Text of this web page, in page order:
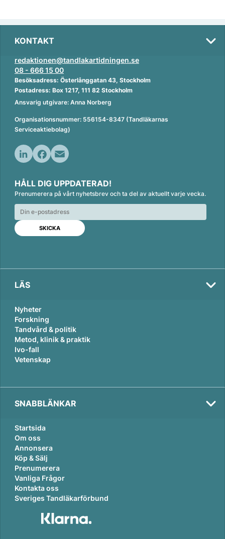
KONTAKT
redaktionen@tandlakartidningen.se
08 - 666 15 00
Besöksadress: Österlånggatan 43, Stockholm
Postadress: Box 1217, 111 82 Stockholm
Ansvarig utgivare: Anna Norberg
Organisationsnummer: 556154-8347 (Tandläkarnas
Serviceaktiebolag)
n
k
e
d
n
c
e
b
o
o
k
a
i
l
HÅLL DIG UPPDATERAD!
Prenumerera på vårt nyhetsbrev och ta del av aktuellt varje vecka.
LÄS
Nyheter
Forskning
Tandvård & politik
Metod, klinik & praktik
Ivo-fall
Vetenskap
SNABBLÄNKAR
Startsida
Om oss
Annonsera
Köp & Sälj
Prenumerera
Vanliga Frågor
Kontakta oss
Sveriges Tandläkarförbund